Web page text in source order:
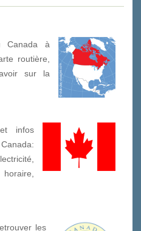
Canada à
routière,
sur la
infos
les